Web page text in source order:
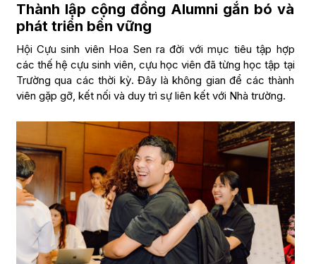
Thành lập cộng đồng Alumni gắn bó và
phát triển bền vững
Hội Cựu sinh viên Hoa Sen ra đời với mục tiêu tập hợp
các thế hệ cựu sinh viên, cựu học viên đã từng học tập tại
Trường qua các thời kỳ. Đây là không gian để các thành
viên gặp gỡ, kết nối và duy trì sự liên kết với Nhà trường.